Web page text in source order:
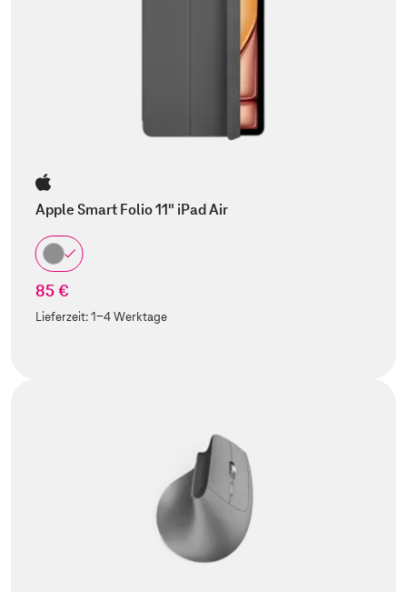
Apple Smart Folio 11" iPad Air
85 €
Lieferzeit:1-4 Werktage